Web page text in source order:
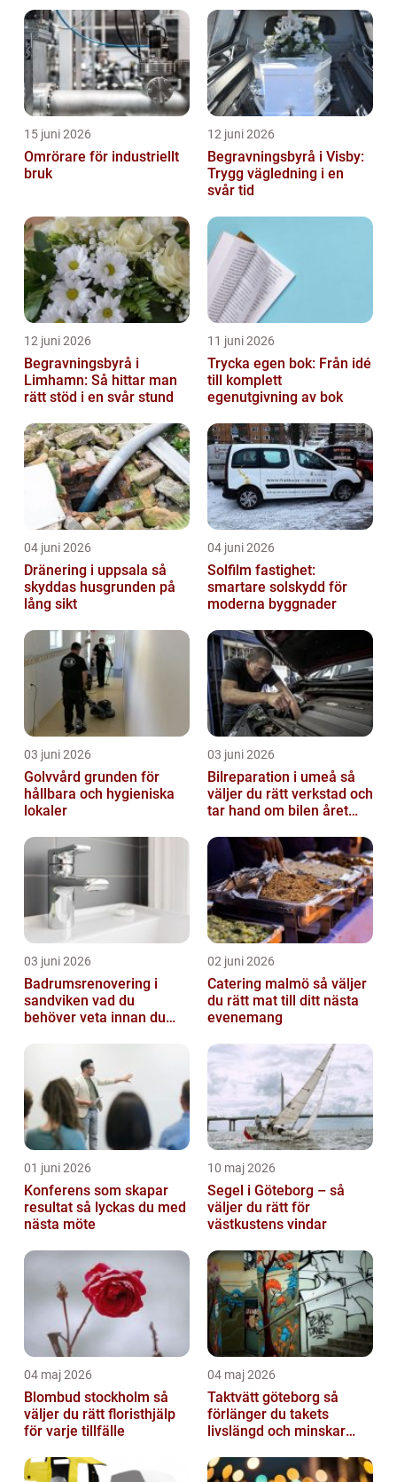
15 juni 2026
Omrörare för industriellt
bruk
12 juni 2026
Begravningsbyrå i Visby:
Trygg vägledning i en
svår tid
12 juni 2026
Begravningsbyrå i
Limhamn: Så hittar man
rätt stöd i en svår stund
11 juni 2026
Trycka egen bok: Från idé
till komplett
egenutgivning av bok
04 juni 2026
Dränering i uppsala så
skyddas husgrunden på
lång sikt
04 juni 2026
Solfilm fastighet:
smartare solskydd för
moderna byggnader
03 juni 2026
Golvvård grunden för
hållbara och hygieniska
lokaler
03 juni 2026
Bilreparation i umeå så
väljer du rätt verkstad och
tar hand om bilen året
03 juni 2026
Badrumsrenovering i
sandviken vad du
behöver veta innan du
02 juni 2026
Catering malmö så väljer
du rätt mat till ditt nästa
evenemang
01 juni 2026
Konferens som skapar
resultat så lyckas du med
nästa möte
10 maj 2026
Segel i Göteborg – så
väljer du rätt för
västkustens vindar
04 maj 2026
Blombud stockholm så
väljer du rätt floristhjälp
för varje tillfälle
04 maj 2026
Taktvätt göteborg så
förlänger du takets
livslängd och minskar